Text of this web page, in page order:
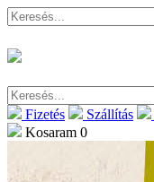
Fizetés Szállítás
Kosaram 0